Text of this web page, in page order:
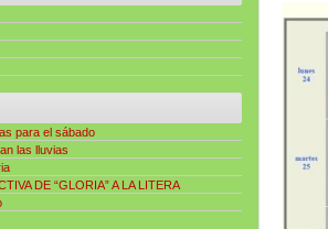
para el sábado
las lluvias
DE “GLORIA” A LA LITERA